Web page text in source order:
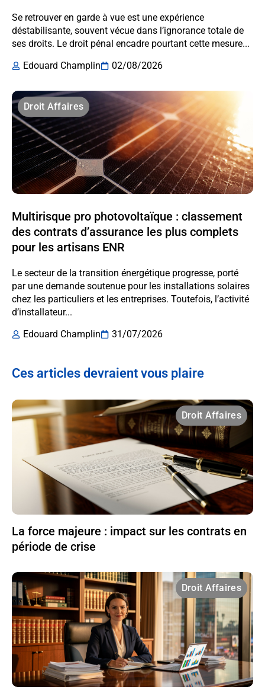
Se retrouver en garde à vue est une expérience
déstabilisante, souvent vécue dans l’ignorance totale de
ses droits. Le droit pénal encadre pourtant cette mesure...
Edouard Champlin
02/08/2026
Droit Affaires
Multirisque pro photovoltaïque : classement
des contrats d’assurance les plus complets
pour les artisans ENR
Le secteur de la transition énergétique progresse, porté
par une demande soutenue pour les installations solaires
chez les particuliers et les entreprises. Toutefois, l’activité
d’installateur...
Edouard Champlin
31/07/2026
Ces articles devraient vous plaire
Droit Affaires
La force majeure : impact sur les contrats en
période de crise
Droit Affaires